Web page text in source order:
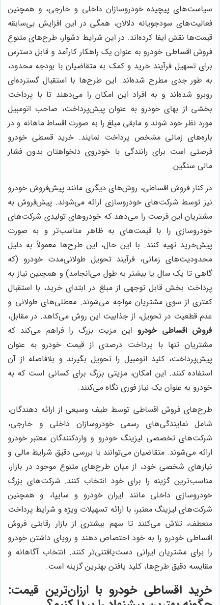
سیاست‌های پیچیده خودروسازان داخلی و خارجی، و همچنین
فعالیت‌های سودجویانه دلالان، همگی در این افزایش بی‌سابقه
قیمت‌ها نقش ایفا کرده‌اند. در این شرایط دشوار، طرح‌های متنوع
فروش اقساطی خودرو به عنوان یک راهکار کارآمد و قابل دسترس
برای تسهیل فرآیند خرید و کمک به متقاضیان با بودجه محدود،
به طور جدی مطرح شده‌اند. این طرح‌ها با استقبال گسترده‌ای
روبرو شده‌اند و به افراد این امکان را می‌دهند تا با پرداخت
بخشی از بهای خودرو به عنوان پیش‌پرداخت، صاحب اتومبیل
مورد نظر خود شوند و مابقی مبلغ را به صورت اقساط ماهانه و در
بازه‌های زمانی مشخص پرداخت نمایند. خرید قسطی خودرو
فرصتی است برای رانندگی با خودروی دلخواهتان بدون فشار
مالی سنگین.
در کنار فروش اقساطی، روش‌های دیگری مانند پیش‌فروش خودرو
نیز توسط شرکت‌های خودروسازی ارائه می‌شوند. پیش‌فروش به
مشتریان این فرصت را می‌دهد که خودروهای تولیدی شرکت‌های
خودروسازی را با قیمت‌های به ظاهر مناسب‌تر و به صورت
پیش‌خرید تهیه کنند. با این حال، این طرح‌ها معمولاً به دلیل
محدودیت‌های زمانی، فرآیند تحویل طولانی‌مدت خودرو (که
گاهی تا یک سال یا بیشتر به طول می‌انجامد) و همچنین نیاز به
پرداخت بخش قابل توجهی از مبلغ در ابتدای خرید، با استقبال
کمتری از سوی مشتریان مواجه می‌شوند. معطلی‌های طولانی و
عدم قطعیت در تحویل، از جذابیت این روش می‌کاهد. در مقابل،
فروش اقساطی خودرواین مزیت بزرگ را فراهم می‌کند که
مشتریان تنها با پرداخت درصدی از قیمت خودرو به عنوان
پیش‌پرداخت، کلید اتومبیل را تحویل بگیرند و بلافاصله از آن
استفاده کنند. این امکان، مزیتی بزرگ برای کسانی است که به
خودرو به عنوان یک نیاز فوری نگاه می‌کنند.
طرح‌های فروش اقساطی توسط طیف وسیعی از ارائه دهندگان،
شامل نمایندگی‌های رسمی خودروسازان داخلی و خارجی،
شرکت‌های تخصصی لیزینگ خودرو و واردکنندگان معتبر خودرو
ارائه می‌شوند. متقاضیان می‌توانند با بررسی دقیق شرایط مالی و
نیازهای شخصی خود، از میان طرح‌های متنوع موجود در بازار،
مناسب‌ترین گزینه را برای خود انتخاب کنند. شرکت‌های بزرگ
خودروسازی داخلی مانند ایران خودرو و سایپا، و همچنین
شرکت‌های لیزینگ معتبر، با ارائه تسهیلات ویژه و شرایط پرداخت
منعطف، تلاش می‌کنند تا سهم بیشتری از بازار رقابتی فروش
اقساطی خودرو را به خود اختصاص دهند و رویای داشتن خودرو
را برای مشتریان ایرانی دست‌یافتنی‌تر کنند. انتخاب آگاهانه و
مقایسه دقیق طرح‌ها، کلید یافتن بهترین گزینه است.
خرید اقساطی خودرو با ارزان‌ترین قیمت: